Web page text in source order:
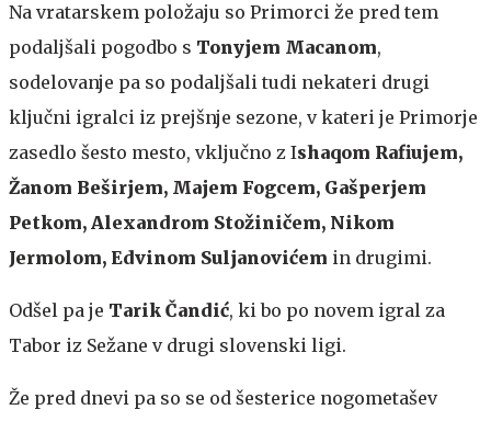
Na vratarskem položaju so Primorci že pred tem
podaljšali pogodbo s Tonyjem Macanom,
sodelovanje pa so podaljšali tudi nekateri drugi
ključni igralci iz prejšnje sezone, v kateri je Primorje
zasedlo šesto mesto, vključno z Ishaqom Rafiujem,
Žanom Beširjem, Majem Fogcem, Gašperjem
Petkom, Alexandrom Stožiničem, Nikom
Jermolom, Edvinom Suljanovićem in drugimi.
Odšel pa je Tarik Čandić, ki bo po novem igral za
Tabor iz Sežane v drugi slovenski ligi.
Že pred dnevi pa so se od šesterice nogometašev